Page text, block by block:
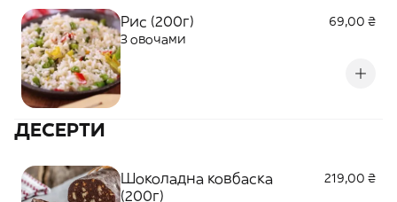
Рис (200г)
69,00 ₴
З овочами
ДЕСЕРТИ
Шоколадна ковбаска
(200г)
219,00 ₴